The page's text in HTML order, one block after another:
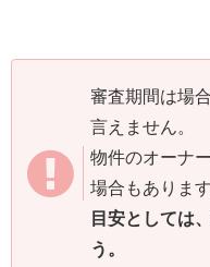
審査期間は場
言えません。
物件のオーナ
場合もあります
目安としては
う。